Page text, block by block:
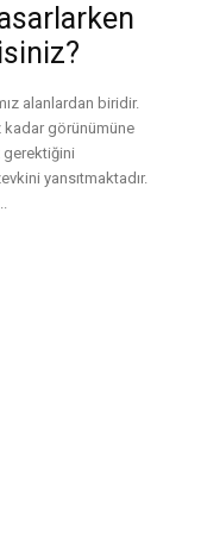
alanlardan biridir.
kadar görünümüne
yansıtmaktadır.